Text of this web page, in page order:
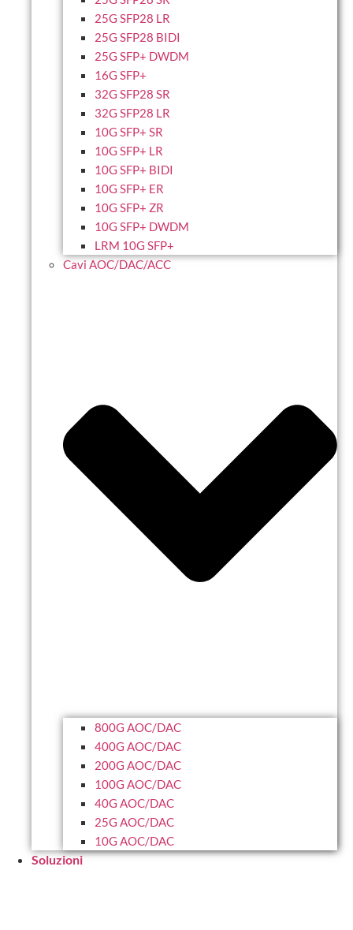
25G SFP28 LR
25G SFP28 BIDI
25G SFP+ DWDM
16G SFP+
32G SFP28 SR
32G SFP28 LR
10G SFP+ SR
10G SFP+ LR
10G SFP+ BIDI
10G SFP+ ER
10G SFP+ ZR
10G SFP+ DWDM
LRM 10G SFP+
Cavi AOC/DAC/ACC
800G AOC/DAC
400G AOC/DAC
200G AOC/DAC
100G AOC/DAC
40G AOC/DAC
25G AOC/DAC
10G AOC/DAC
Soluzioni